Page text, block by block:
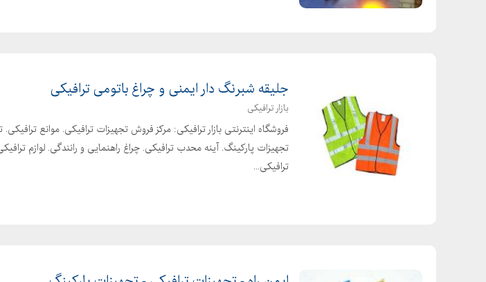
جلیقه شبرنگ دار ایمنی و چراغ باتومی ترافیکی
بازار ترافیکی
فروشگاه اینترنتی بازار ترافیکی: مرکز فروش تجهیزات ترافیکی. موانع
تجهیزات پارکینگ. آینه محدب ترافیکی. چراغ راهنمایی و رانندگی. لوازم
ترافیکی...